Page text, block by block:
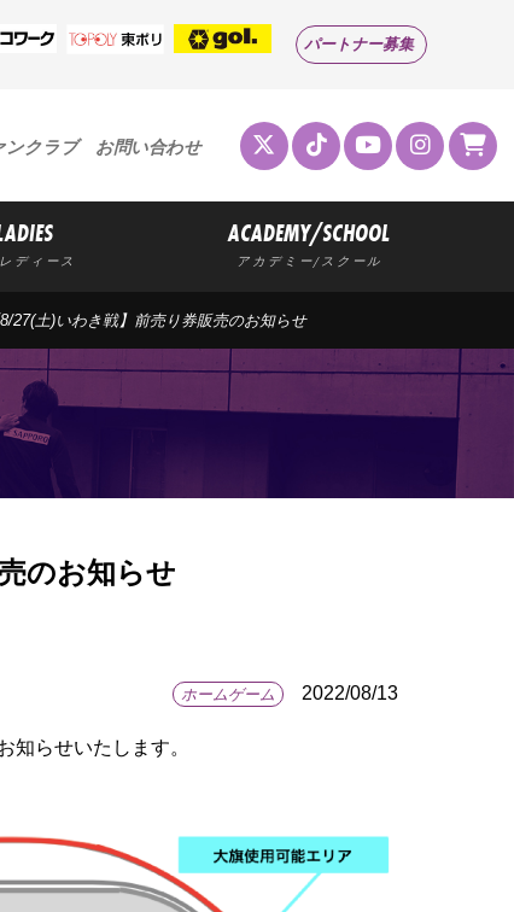
パートナー募集
ンクラブ お問い合わせ
レディース
ACADEMY/SCHOOL
アカデミー/スクール
27(土)いわき戦】前売り券販売のお知らせ
のお知らせ
ホームゲーム 2022/08/13
らせいたします。